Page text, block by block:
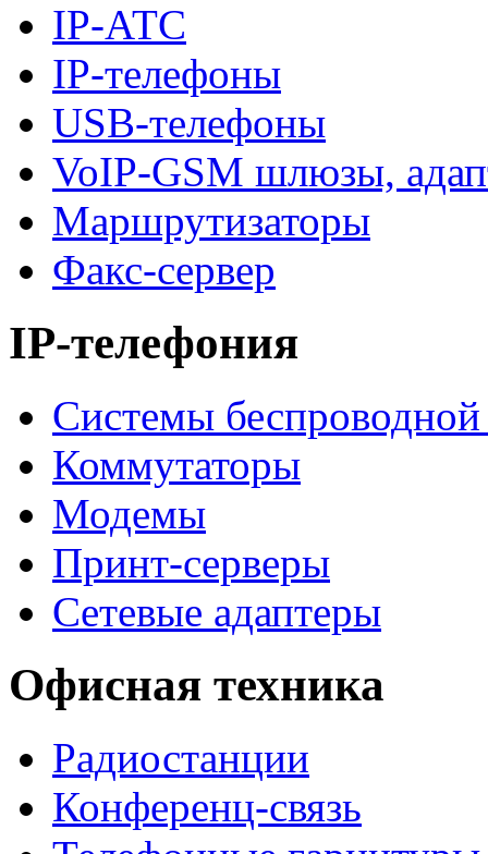
IP-АТС
IP-телефоны
USB-телефоны
VoIP-GSM шлюзы,
Маршрутизаторы
Факс-сервер
IP-телефония
Системы беспроводной
Коммутаторы
Модемы
Принт-серверы
Сетевые адаптеры
Офисная техника
Радиостанции
Конференц-связь